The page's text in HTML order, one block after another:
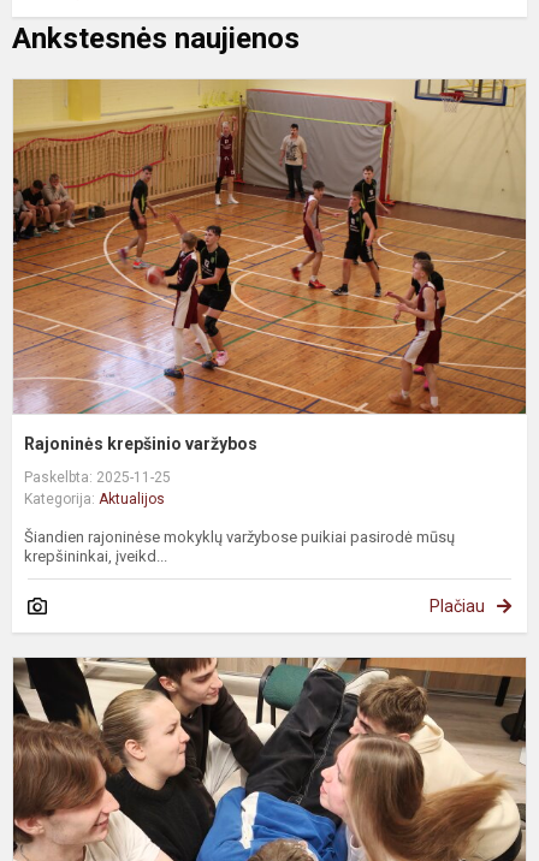
Ankstesnės naujienos
Rajoninės krepšinio varžybos
Paskelbta: 2025-11-25
Kategorija: Aktualijos
Šiandien rajoninėse mokyklų varžybose puikiai pasirodė mūsų
krepšininkai, įveikd...
Plačiau